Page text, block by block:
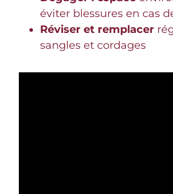
éviter blessures en cas
Réviser et remplacer
sangles et cordages